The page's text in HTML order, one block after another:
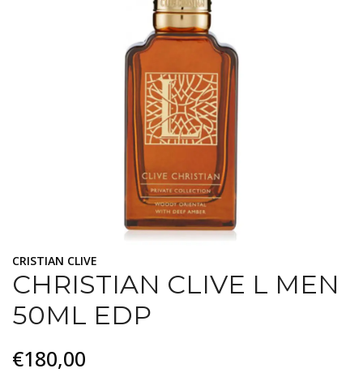
CRISTIAN CLIVE
CHRISTIAN CLIVE L MEN
50ML EDP
€180,00